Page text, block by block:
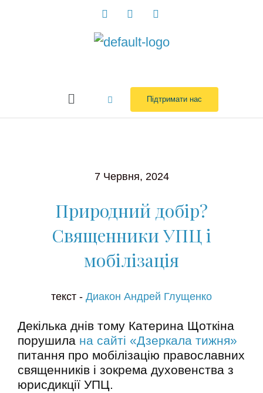
Menu Підтримати нас
7 Червня, 2024
Природний добір?
Священники УПЦ і
мобілізація
текст - Диакон Андрей Глущенко
Декілька днів тому Катерина Щоткіна
порушила на сайті «Дзеркала тижня»
питання про мобілізацію православних
священників і зокрема духовенства з
юрисдикції УПЦ.